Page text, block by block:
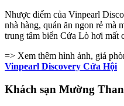
Nhược điểm của Vinpearl
nhà hàng, quán ăn ngon rẻ mà
trung tâm biển Cửa Lò hơi mất
=> Xem thêm hình ảnh, giá
Vinpearl Discovery Cửa Hội
Khách sạn Mường